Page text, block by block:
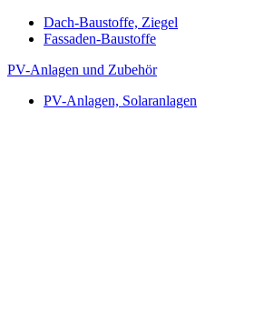
Dach-Baustoffe, Ziegel
Fassaden-Baustoffe
PV-Anlagen und Zubehör
PV-Anlagen, Solaranlagen